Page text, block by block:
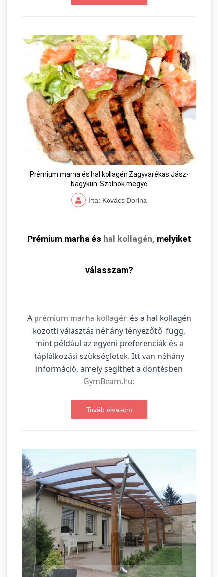
Prémium marha és hal kollagén Zagyvarékas Jász-
Nagykun-Szolnok megye
Írta: Kovács Dorina
Prémium marha és hal kollagén, melyiket
válasszam?
A prémium marha kollagén és a hal kollagén
közötti választás néhány tényezőtől függ,
mint például az egyéni preferenciák és a
táplálkozási szükségletek. Itt van néhány
információ, amely segíthet a döntésben
GymBeam.hu:
Továb olvasom